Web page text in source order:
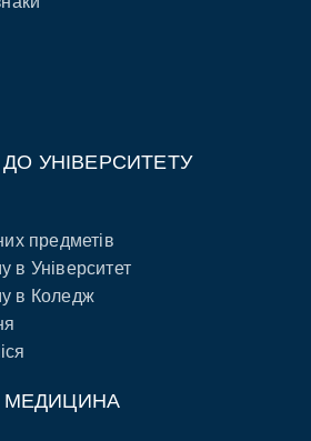
УНІВЕРСИТЕТУ
предметів
в Університет
в Коледж
МЕДИЦИНА